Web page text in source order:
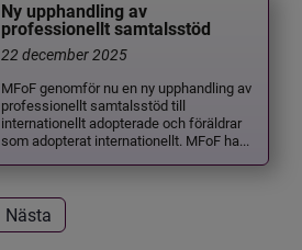
Ny upphandling av
professionellt samtalsstöd
22 december 2025
MFoF genomför nu en ny upphandling av
professionellt samtalsstöd till
internationellt adopterade och föräldrar
som adopterat internationellt. MFoF ha...
Nästa